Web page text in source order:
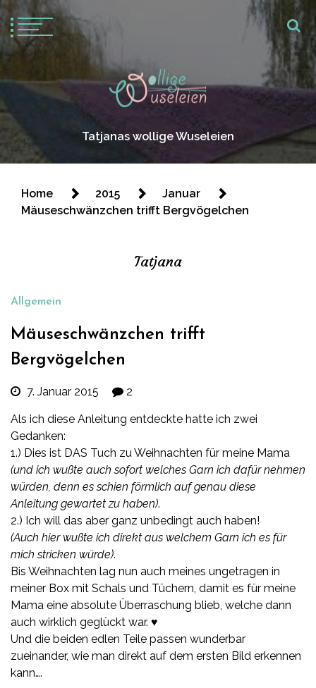
Tatjanas wollige Wuseleien
Home 2015
Januar
Mäuseschwänzchen trifft Bergvögelchen
Tatjana
Allgemein
Mäuseschwänzchen trifft
Bergvögelchen
7. Januar 2015 2
Als ich diese Anleitung entdeckte hatte ich zwei
Gedanken:
1.) Dies ist DAS Tuch zu Weihnachten für meine Mama
(und ich wußte auch sofort welches Garn ich dafür nehmen
würden, denn es schien förmlich auf genau diese
Anleitung gewartet zu haben).
2.) Ich will das aber ganz unbedingt auch haben!
(Auch hier wußte ich direkt aus welchem Garn ich es für
mich stricken würde).
Bis Weihnachten lag nun auch meines ungetragen in
meiner Box mit Schals und Tüchern, damit es für meine
Mama eine absolute Überraschung blieb, welche dann
auch wirklich geglückt war. ♥
Und die beiden edlen Teile passen wunderbar
zueinander, wie man direkt auf dem ersten Bild erkennen
kann….